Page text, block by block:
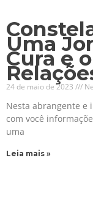
Uma
Cura e
24 de maio de 2023
Nesta abrangente e
com você
uma
Leia mais »